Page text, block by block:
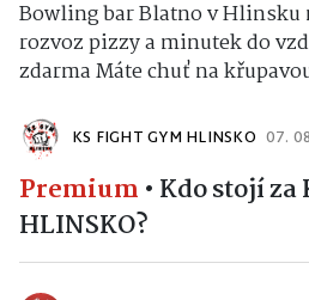
Bowling bar Blatno v
rozvoz pizzy a minutek do
zdarma Máte chuť na
KS FIGHT GYM HLINSKO 07.
Premium • Kdo stojí za
HLINSKO?